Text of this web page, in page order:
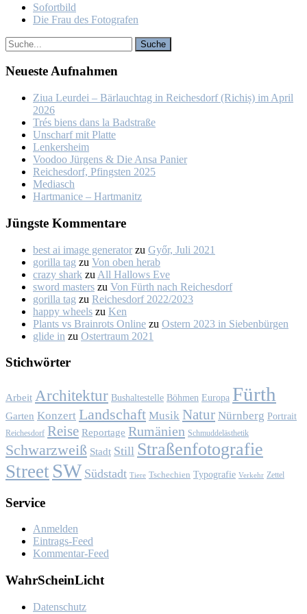
So­fort­bild
Die Frau des Fo­to­gra­fen
Neu­es­te Auf­nah­men
Ziua Leur­dei – Bär­lauch­tag in Rei­ches­dorf (Ri­chiș) im April
2026
Trés biens dans la Bad­stra­ße
Un­scharf mit Plat­te
Len­kers­heim
Voo­doo Jür­gens & Die An­sa Pa­nier
Rei­ches­dorf, Pfings­ten 2025
Me­dia­sch
Hart­ma­nice – Hart­ma­nitz
Jüngs­te Kom­men­ta­re
best ai image generator zu Győr, Ju­li 2021
gorilla tag zu Von oben her­ab
crazy shark zu All Hal­lows Eve
sword masters zu Von Fürth nach Rei­ches­dorf
gorilla tag zu Rei­ches­dorf 2022/2023
happy wheels zu Ken
Plants vs Brainrots Online zu Os­tern 2023 in Sie­ben­bür­gen
glide in zu Os­ter­traum 2021
Stich­wör­ter
Arbeit Architektur Bushaltestelle Böhmen Europa Fürth
Garten Konzert Landschaft Musik Natur Nürnberg Portrait
Reichesdorf Reise Reportage Rumänien Schmuddelästhetik
Schwarzweiß Stadt Still Straßenfotografie
Street SW Südstadt Tiere Tschechien Typografie Verkehr Zettel
Ser­vice
Anmelden
Eintrags-Feed
Kommentar-Feed
Wahr­Schein­Licht
Da­ten­schutz